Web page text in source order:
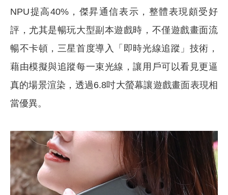
NPU提高40%，傑昇通信表示，整體表現頗受好
評，尤其是暢玩大型副本遊戲時，不僅遊戲畫面流
暢不卡頓，三星首度導入「即時光線追蹤」技術，
藉由模擬與追蹤每一束光線，讓用戶可以看見更逼
真的場景渲染，透過6.8吋大螢幕讓遊戲畫面表現相
當優異。